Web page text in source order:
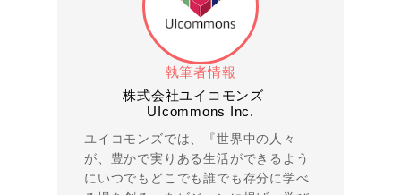
執筆者情報
株式会社ユイコモンズ
UIcommons Inc.
ユイコモンズでは、『世界中の人々
が、豊かで実りある生活ができるよう
にいつでもどこでも誰でも存分に学べ